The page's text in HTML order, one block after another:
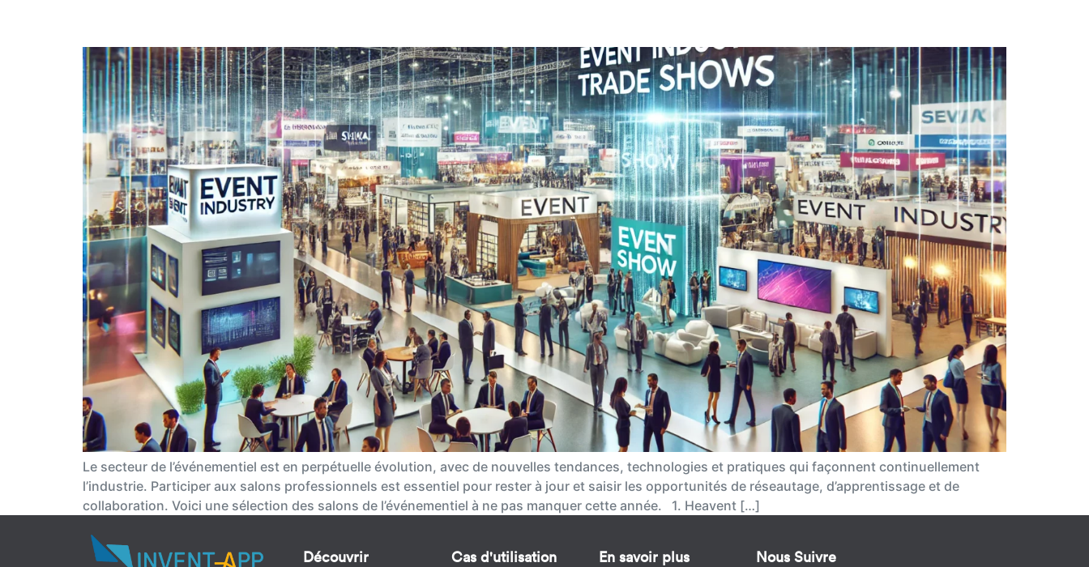
Le secteur de l’événementiel est en perpétuelle évolution, avec de nouvelles tendances, technologies et pratiques qui façonnent continuellement
l’industrie. Participer aux salons professionnels est essentiel pour rester à jour et saisir les opportunités de réseautage, d’apprentissage et de
collaboration. Voici une sélection des salons de l’événementiel à ne pas manquer cette année. 1. Heavent […]
Découvrir Cas d'utilisation En savoir plus Nous Suivre